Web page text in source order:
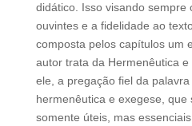
didático. Isso visando sempre
ouvintes e a fidelidade ao
composta pelos capítulos um
autor trata da Hermenêutica
ele, a pregação fiel da
hermenêutica e exegese,
somente úteis, mas